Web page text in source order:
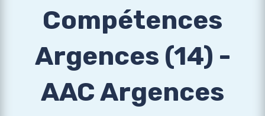
Compétences
Argences (14) -
AAC Argences